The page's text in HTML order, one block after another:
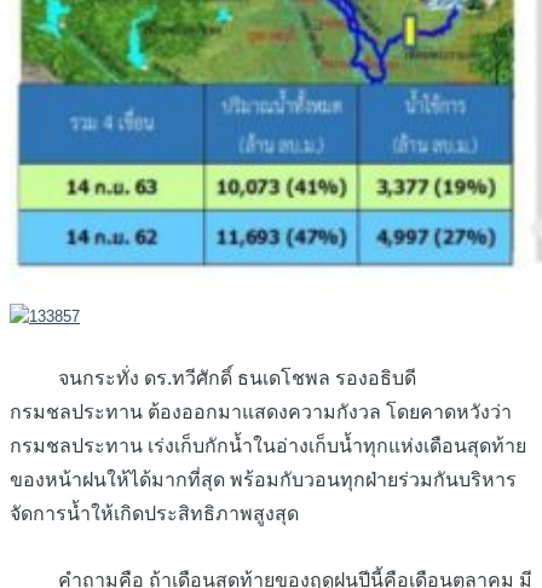
จนกระทั่ง ดร.ทวีศักดิ์ ธนเดโชพล รองอธิบดี
กรมชลประทาน ต้องออกมาแสดงความกังวล โดยคาดหวังว่า
กรมชลประทาน เร่งเก็บกักน้ำในอ่างเก็บน้ำทุกแห่งเดือนสุดท้าย
ของหน้าฝนให้ได้มากที่สุด พร้อมกับวอนทุกฝ่ายร่วมกันบริหาร
จัดการน้ำให้เกิดประสิทธิภาพสูงสุด
คำถามคือ ถ้าเดือนสุดท้ายของฤดูฝนปีนี้คือเดือนตุลาคม มี